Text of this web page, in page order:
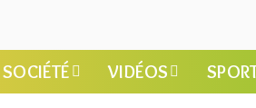
SOCIÉTÉ VIDÉOS